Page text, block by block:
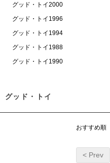
グッド・トイ2000
グッド・トイ1996
グッド・トイ1994
グッド・トイ1988
グッド・トイ1990
グッド・トイ
おすすめ順
< Prev